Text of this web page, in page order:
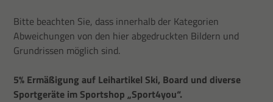
Bitte beachten Sie, dass innerhalb der Kategorien
Abweichungen von den hier abgedruckten Bildern und
Grundrissen möglich sind.
5% Ermäßigung auf Leihartikel Ski, Board und diverse
Sportgeräte im Sportshop „Sport4you“.